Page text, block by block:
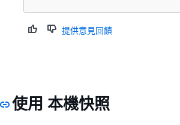
提供意見回饋
使用 本機快照